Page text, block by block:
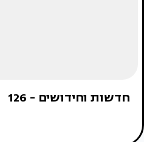
חדשות וחידושים - 126